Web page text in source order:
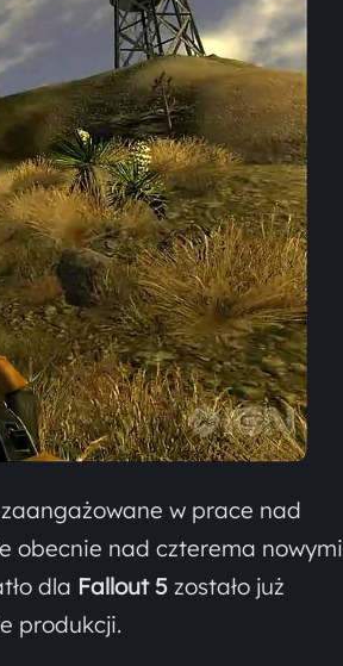
w prace nad
obecnie nad czterema nowymi
dla Fallout 5 zostało już
produkcji.